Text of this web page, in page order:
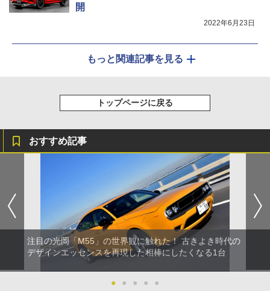
開
2022年6月23日
もっと関連記事を見る
トップページに戻る
おすすめ記事
注目の光岡「M55」の世界観に触れた！ 古きよき時代の
デザインエッセンスを再現した相棒にしたくなる1台
● ● ● ● ●